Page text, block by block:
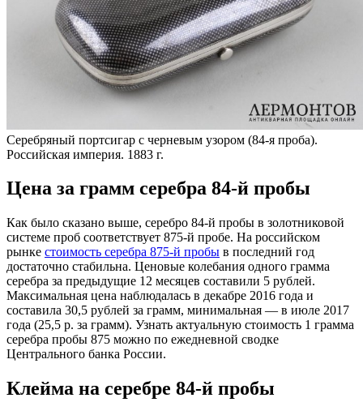
Серебряный портсигар с черневым узором (84-я проба).
Российская империя. 1883 г.
Цена за грамм серебра 84-й пробы
Как было сказано выше, серебро 84-й пробы в золотниковой
системе проб соответствует 875-й пробе. На российском
рынке стоимость серебра 875-й пробы в последний год
достаточно стабильна. Ценовые колебания одного грамма
серебра за предыдущие 12 месяцев составили 5 рублей.
Максимальная цена наблюдалась в декабре 2016 года и
составила 30,5 рублей за грамм, минимальная — в июле 2017
года (25,5 р. за грамм). Узнать актуальную стоимость 1 грамма
серебра пробы 875 можно по ежедневной сводке
Центрального банка России.
Клейма на серебре 84-й пробы